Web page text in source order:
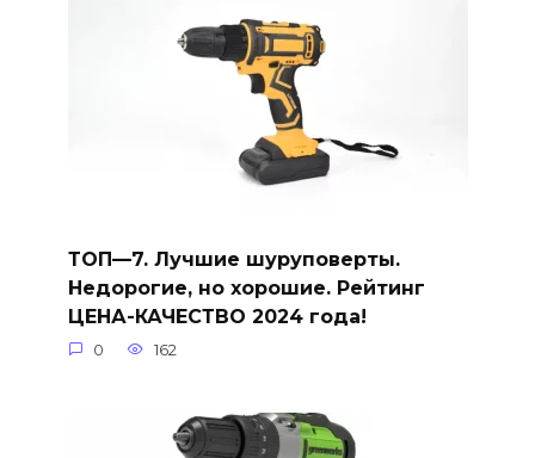
ТОП—7. Лучшие шуруповерты.
Недорогие, но хорошие. Рейтинг
ЦЕНА-КАЧЕСТВО 2024 года!
0 162